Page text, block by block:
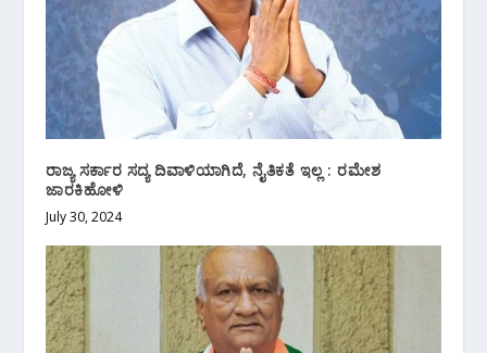
ರಾಜ್ಯ ಸರ್ಕಾರ ಸದ್ಯ ದಿವಾಳಿಯಾಗಿದೆ, ನೈತಿಕತೆ ಇಲ್ಲ : ರಮೇಶ
ಜಾರಕಿಹೋಳಿ
July 30, 2024